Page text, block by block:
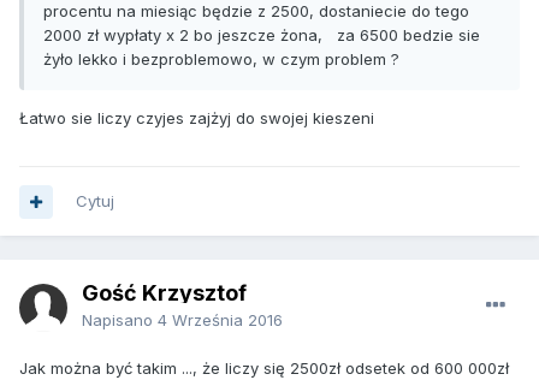
procentu na miesiąc będzie z 2500, dostaniecie do tego
2000 zł wypłaty x 2 bo jeszcze żona, za 6500 bedzie sie
żyło lekko i bezproblemowo, w czym problem ?
Łatwo sie liczy czyjes zajżyj do swojej kieszeni
Cytuj
Gość Krzysztof
Napisano 4 Września 2016
Jak można być takim ..., że liczy się 2500zł odsetek od 600 000zł